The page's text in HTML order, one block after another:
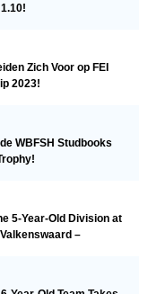
Zich Voor op FEI
2023!
WBFSH Studbooks
5-Year-Old Division at
–